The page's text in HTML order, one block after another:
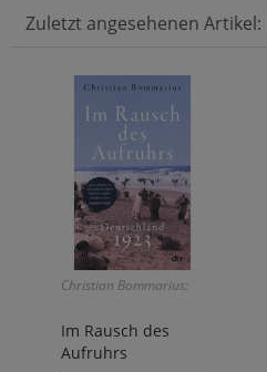
Zuletzt angesehenen Artikel:
Christian Bommarius:
Im Rausch des
Aufruhrs